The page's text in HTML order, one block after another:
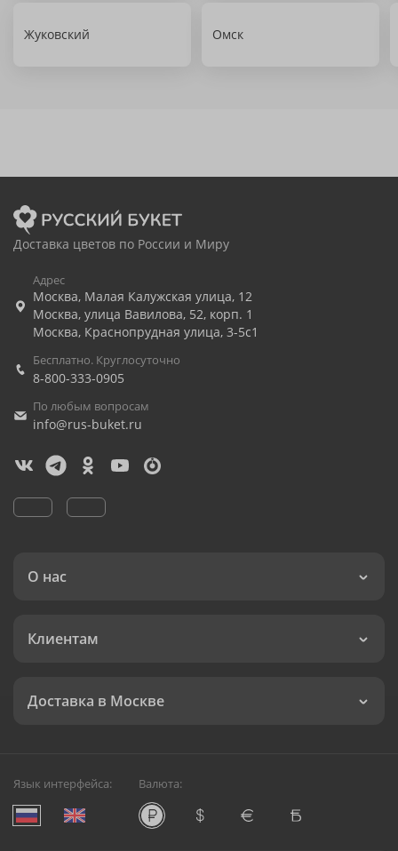
Жуковский Омск
Доставка цветов по России и Миру
Адрес
Москва, Малая Калужская улица, 12
Москва, улица Вавилова, 52, корп. 1
Москва, Краснопрудная улица, 3-5с1
Бесплатно. Круглосуточно
8-800-333-0905
По любым вопросам
info@rus-buket.ru
О нас
Клиентам
Доставка в Москве
Язык интерфейса: Валюта: